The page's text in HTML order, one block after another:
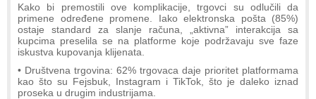
Kako bi premostili ove komplikacije, trgovci su odlučili da
primene određene promene. Iako elektronska pošta (85%)
ostaje standard za slanje računa, „aktivna” interakcija sa
kupcima preselila se na platforme koje podržavaju sve faze
iskustva kupovanja klijenata.
• Društvena trgovina: 62% trgovaca daje prioritet platformama
kao što su Fejsbuk, Instagram i TikTok, što je daleko iznad
proseka u drugim industrijama.